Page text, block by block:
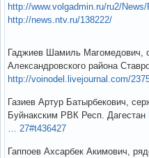
http://www.volgadmin.ru/ru2/
http://news.ntv.ru/138222/
Гаджиев Шамиль Магомедович,
Александровского района
http://voinodel.livejournal.com/
Газиев Артур Батырбекович,
Буйнакским РВК Респ. Дагестан
… 27#t436427
Гаппоев Ахсарбек Акимович,